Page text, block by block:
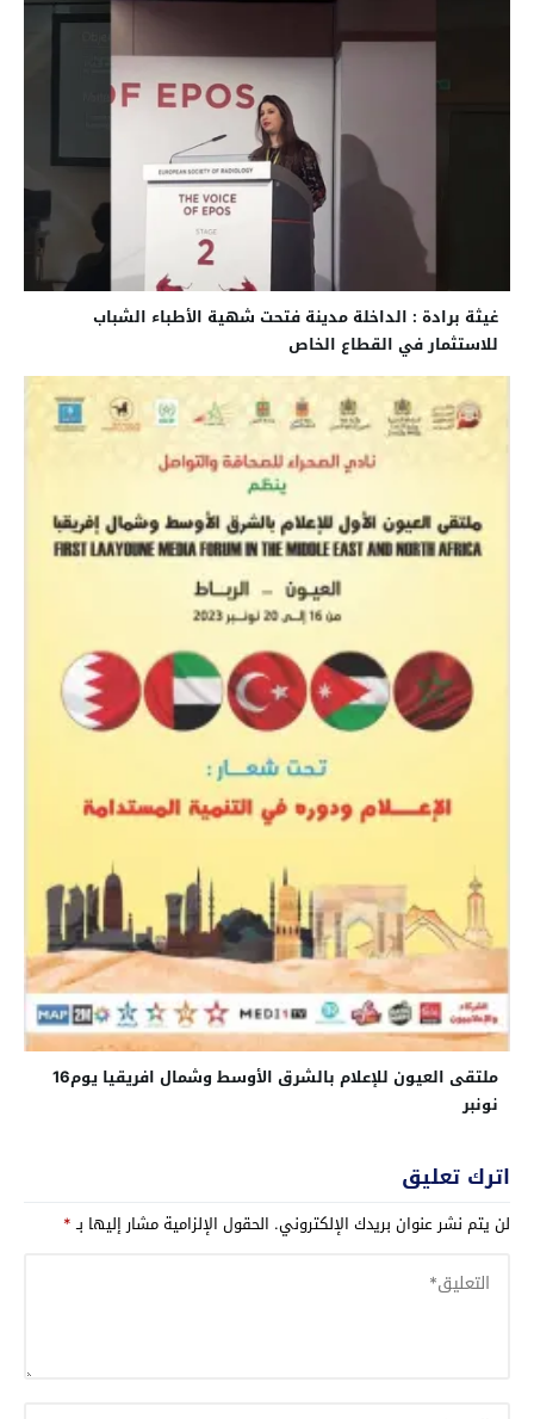
غيثة برادة : الداخلة مدينة فتحت شهية الأطباء الشباب
للاستثمار في القطاع الخاص
ملتقى العيون للإعلام بالشرق الأوسط وشمال افريقيا يوم16
نونبر
اترك تعليق
لن يتم نشر عنوان بريدك الإلكتروني. الحقول الإلزامية مشار إليها بـ*